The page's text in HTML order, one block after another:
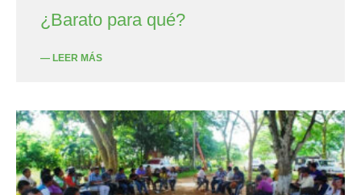
¿Barato para qué?
— LEER MÁS